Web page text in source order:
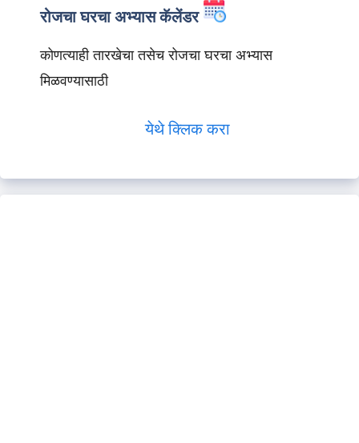
रोजचा घरचा अभ्यास कॅलेंडर
कोणत्याही तारखेचा तसेच रोजचा घरचा अभ्यास
मिळवण्यासाठी
येथे क्लिक करा